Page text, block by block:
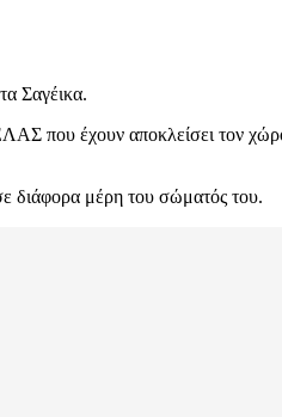
Σαγέικα.
που έχουν αποκλείσει τον
διάφορα μέρη του σώματός του.